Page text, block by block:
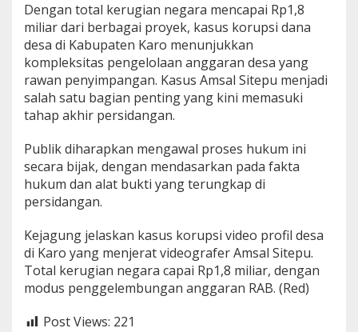
Dengan total kerugian negara mencapai Rp1,8
miliar dari berbagai proyek, kasus korupsi dana
desa di Kabupaten Karo menunjukkan
kompleksitas pengelolaan anggaran desa yang
rawan penyimpangan. Kasus Amsal Sitepu menjadi
salah satu bagian penting yang kini memasuki
tahap akhir persidangan.
Publik diharapkan mengawal proses hukum ini
secara bijak, dengan mendasarkan pada fakta
hukum dan alat bukti yang terungkap di
persidangan.
Kejagung jelaskan kasus korupsi video profil desa
di Karo yang menjerat videografer Amsal Sitepu.
Total kerugian negara capai Rp1,8 miliar, dengan
modus penggelembungan anggaran RAB. (Red)
Post Views: 221